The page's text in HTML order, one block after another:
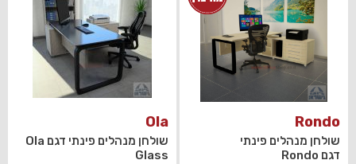
Rondo
שולחן מנהלים פינתי
דגם Rondo
Ola
שולחן מנהלים פינתי דגם Ola
Glass